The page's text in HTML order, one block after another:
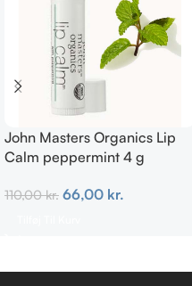
John Masters Organics Lip
Calm peppermint 4 g
110,00kr. 66,00 kr.